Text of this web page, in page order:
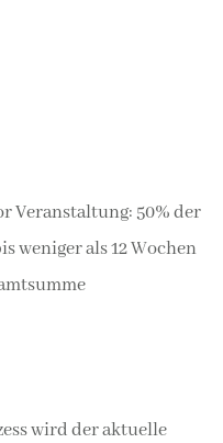
Veranstaltung: 50% der
weniger als 12 Wochen
wird der aktuelle